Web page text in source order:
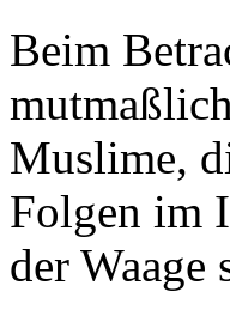
Beim
Muslime,
Folgen im
der Waage